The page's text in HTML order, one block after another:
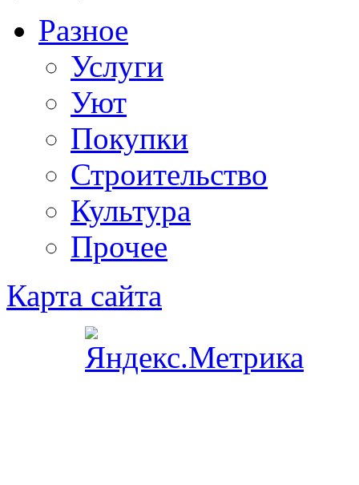
Разное
Услуги
Уют
Покупки
Строительство
Культура
Прочее
Карта сайта